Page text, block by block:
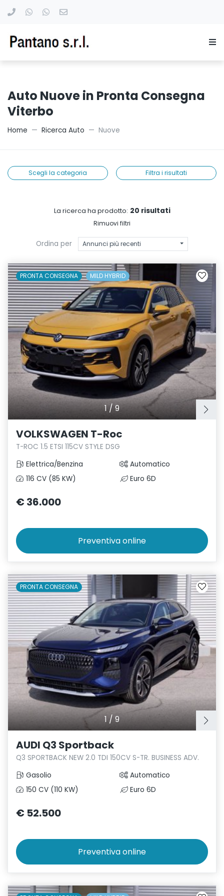
Auto Nuove in Pronta Consegna
Viterbo
Home Ricerca Auto Nuove
Scegli la categoria Filtra i risultati
La ricerca ha prodotto: 20 risultati
Rimuovi filtri
Ordina per Annunci più recenti
1/9
PRONTA CONSEGNA MILD HYBRID
VOLKSWAGEN T-Roc
T-ROC 1.5 ETSI 115CV STYLE DSG
Elettrica/Benzina
Automatico
116 CV (85 KW)
Euro 6D
€ 36.000
Preventivaonline
1/9
PRONTA CONSEGNA
AUDI Q3 Sportback
Q3 SPORTBACK NEW 2.0 TDI 150CV S-TR. BUSINESS ADV.
Gasolio
Automatico
150 CV (110 KW)
Euro 6D
€ 52.500
Preventivaonline